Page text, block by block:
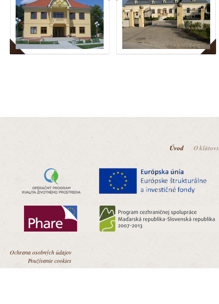
Úvod O
Ochrana osobných údajov
Používanie cookies